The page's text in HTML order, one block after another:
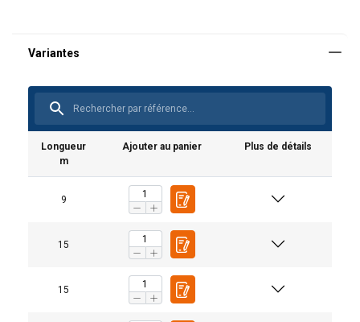
Longueur
m
Ajouter au panier Plus de détails
9
15
15